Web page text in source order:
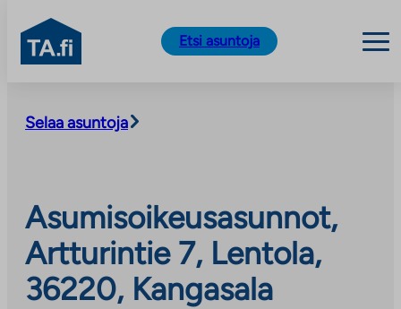
sisältöön
TA.fi
Etsi asuntoja
Selaa asuntoja
Asumisoikeusasunnot,
Artturintie 7, Lentola,
36220, Kangasala